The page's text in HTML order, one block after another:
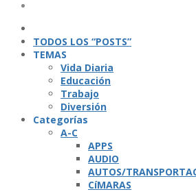
TODOS LOS “POSTS”
TEMAS
Vida Diaria
Educación
Trabajo
Diversión
Categorí­as
A-C
APPS
AUDIO
AUTOS/
CíMARAS